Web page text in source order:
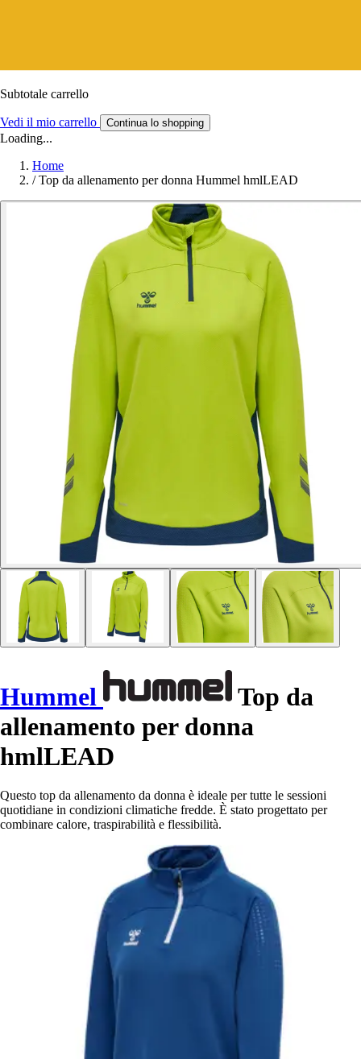
Subtotale carrello
Vedi il mio carrello Continua lo shopping
Loading...
Home
/ Top da allenamento per donna Hummel hmlLEAD
Hummel
Top da
allenamento per donna
hmlLEAD
Questo top da allenamento da donna è ideale per tutte le sessioni
quotidiane in condizioni climatiche fredde. È stato progettato per
combinare calore, traspirabilità e flessibilità.